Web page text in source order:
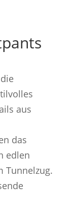
aus
das
edlen
Tunnelzug.